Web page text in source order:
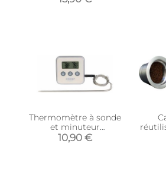
Thermomètre à sonde
et minuteur
électronique (Taupe)
10,90 €